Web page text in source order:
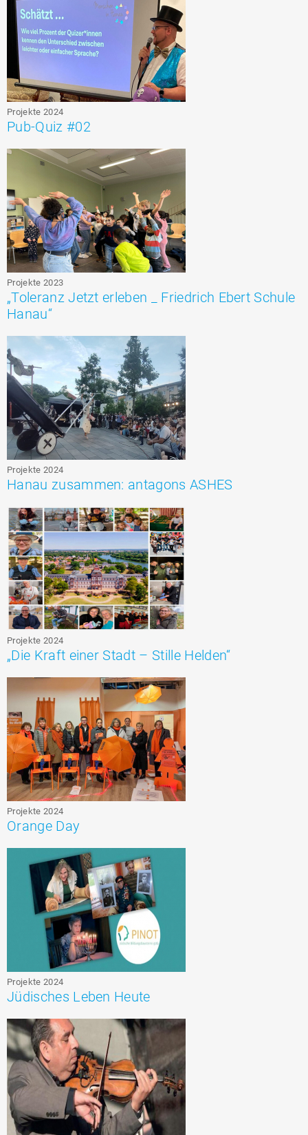
Projekte 2024
Pub-Quiz #02
Projekte 2023
„Toleranz Jetzt erleben _ Friedrich Ebert Schule
Hanau“
Projekte 2024
Hanau zusammen: antagons ASHES
Projekte 2024
„Die Kraft einer Stadt – Stille Helden“
Projekte 2024
Orange Day
Projekte 2024
Jüdisches Leben Heute